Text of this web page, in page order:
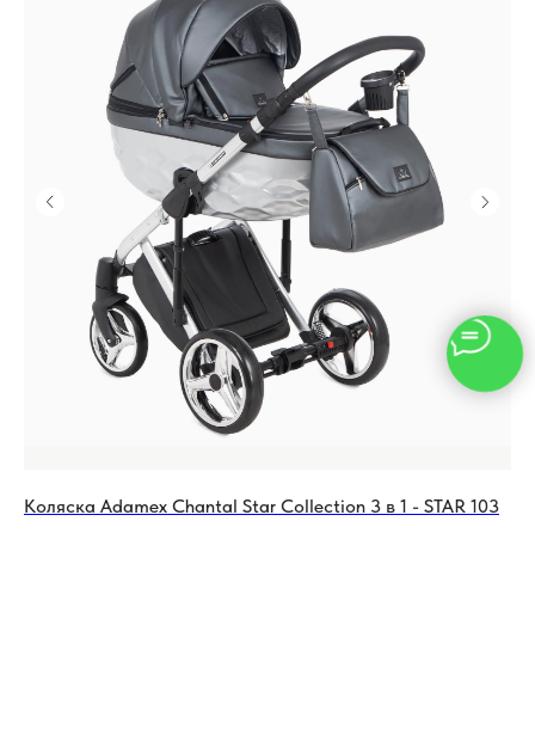
Коляска Adamex Chantal Star Collection 3 в 1 - STAR 103